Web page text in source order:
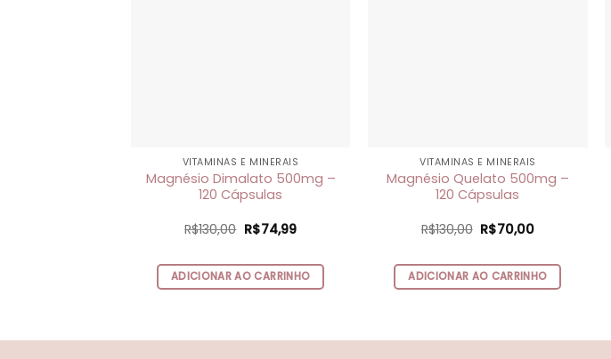
VITAMINAS E MINERAIS
Magnésio Dimalato 500mg –
120 Cápsulas
R$130,00 O
preço
era:
R$130,00.
R$74,99O
é:
R$74,99.
ADICIONAR AO CARRINHO
VITAMINAS E MINERAIS
Magnésio Quelato 500mg –
120 Cápsulas
R$130,00 O
preço
era:
R$130,00.
R$70,00O
é:
R$70,00.
ADICIONAR AO CARRINHO